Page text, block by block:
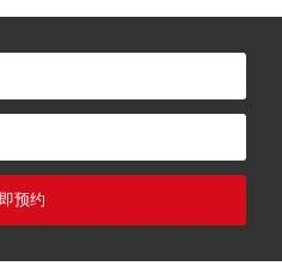
预约